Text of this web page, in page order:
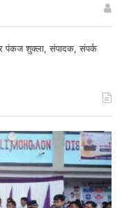
पंकज शुक्ला, संपादक, संपर्क